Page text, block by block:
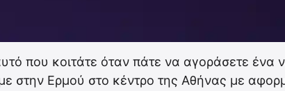
που κοιτάτε όταν πάτε να αγοράσετε ένα
στην Ερμού στο κέντρο της Αθήνας με